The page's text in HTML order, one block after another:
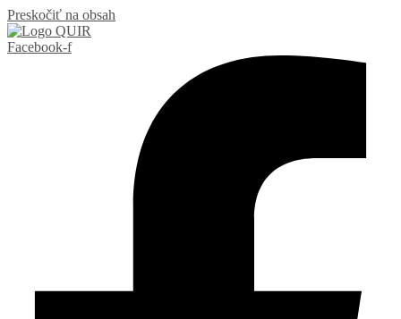
Preskočiť na obsah
Facebook-f